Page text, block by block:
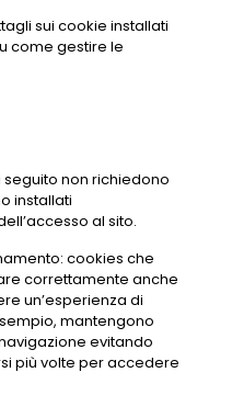
sui cookie installati
come gestire le
non richiedono
installati
al sito.
cookies che
correttamente anche
un’esperienza di
mantengono
evitando
più volte per accedere